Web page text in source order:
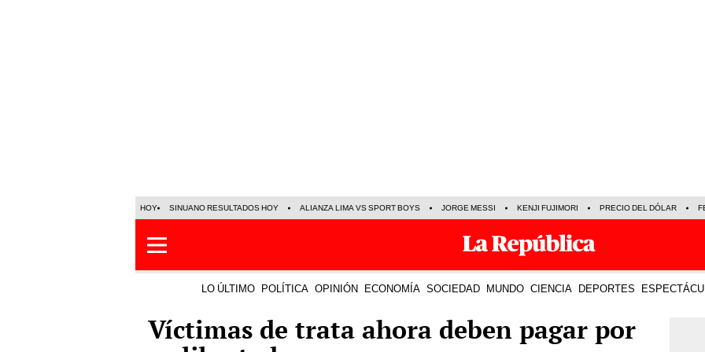
HOY SINUANO RESULTADOS HOY ALIANZA LIMA VS SPORT BOYS JORGE MESSI KENJI FUJIMORI PRECIO DEL DÓLAR
LO ÚLTIMO POLÍTICA OPINIÓN ECONOMÍA SOCIEDAD MUNDO CIENCIA DEPORTES
Víctimas de trata ahora deben pagar por